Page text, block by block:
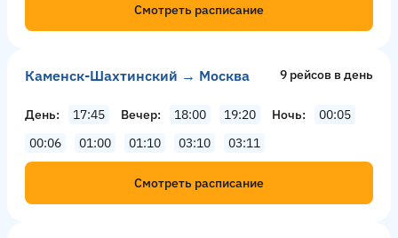
Смотреть расписание
Каменск-Шахтинский → Москва 9 рейсов в день
День 17:45 Вечер 18:00 19:20 Ночь
00:05
00:06
01:00 01:10 03:10 03:11
Смотреть расписание